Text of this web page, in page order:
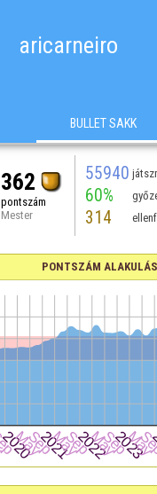
aricarneiro
BULLET SAKK
362
pontszám
Mester
55940
60%
314
PONTSZÁM